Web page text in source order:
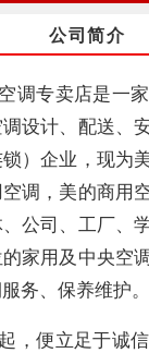
公司简介
调专卖店是一
设计、配送、
）企业，现为
调，美的商用
公司、工厂、
家用及中央空
务、保养维护。
，便立足于诚